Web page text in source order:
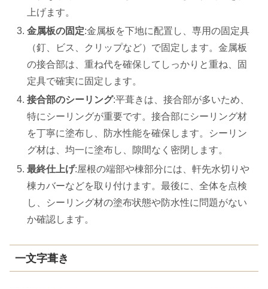
上げます。
金属板の固定:金属板を下地に配置し、専用の固定具
（釘、ビス、クリップなど）で固定します。金属板
の接合部は、重ね代を確保してしっかりと重ね、固
定具で確実に固定します。
接合部のシーリング:平葺きは、接合部が多いため、
特にシーリングが重要です。接合部にシーリング材
を丁寧に塗布し、防水性能を確保します。シーリン
グ材は、均一に塗布し、隙間なく密閉します。
最終仕上げ:屋根の端部や棟部分には、軒先水切りや
棟カバーなどを取り付けます。最後に、全体を点検
し、シーリング材の塗布状態や防水性に問題がない
か確認します。
一文字葺き